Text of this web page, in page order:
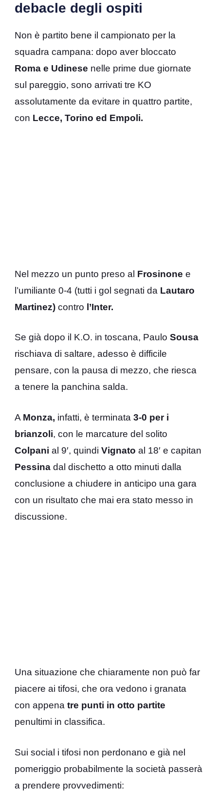
debacle degli ospiti
Non è partito bene il campionato per la
squadra campana: dopo aver bloccato
Roma e Udinese nelle prime due giornate
sul pareggio, sono arrivati tre KO
assolutamente da evitare in quattro partite,
con Lecce, Torino ed Empoli.
Nel mezzo un punto preso al Frosinone e
l’umiliante 0-4 (tutti i gol segnati da Lautaro
Martinez) contro l’Inter.
Se già dopo il K.O. in toscana, Paulo Sousa
rischiava di saltare, adesso è difficile
pensare, con la pausa di mezzo, che riesca
a tenere la panchina salda.
A Monza, infatti, è terminata 3-0 per i
brianzoli, con le marcature del solito
Colpani al 9′, quindi Vignato al 18′ e capitan
Pessina dal dischetto a otto minuti dalla
conclusione a chiudere in anticipo una gara
con un risultato che mai era stato messo in
discussione.
Una situazione che chiaramente non può far
piacere ai tifosi, che ora vedono i granata
con appena tre punti in otto partite
penultimi in classifica.
Sui social i tifosi non perdonano e già nel
pomeriggio probabilmente la società passerà
a prendere provvedimenti: